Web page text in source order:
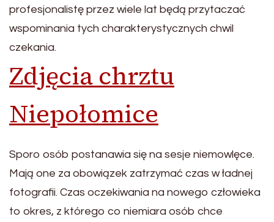
profesjonalistę przez wiele lat będą przytaczać
wspominania tych charakterystycznych chwil
czekania.
Zdjęcia chrztu
Niepołomice
Sporo osób postanawia się na sesje niemowlęce.
Mają one za obowiązek zatrzymać czas w ładnej
fotografii. Czas oczekiwania na nowego człowieka
to okres, z którego co niemiara osób chce